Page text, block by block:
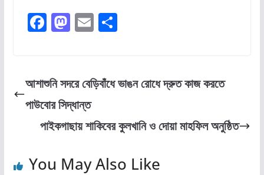
F
e
b
o
o
M
o
d
o
n
E
l
S
e
আশাশুনি সদরে বেড়িবাঁধে ভাঙন রোধে দ্রুত কাজ করতে
পাউবোর সিদ্ধান্ত
পাইকগাছায় শাকিবের কুলখানি ও দোয়া মাহফিল অনুষ্ঠিত
You May Also Like